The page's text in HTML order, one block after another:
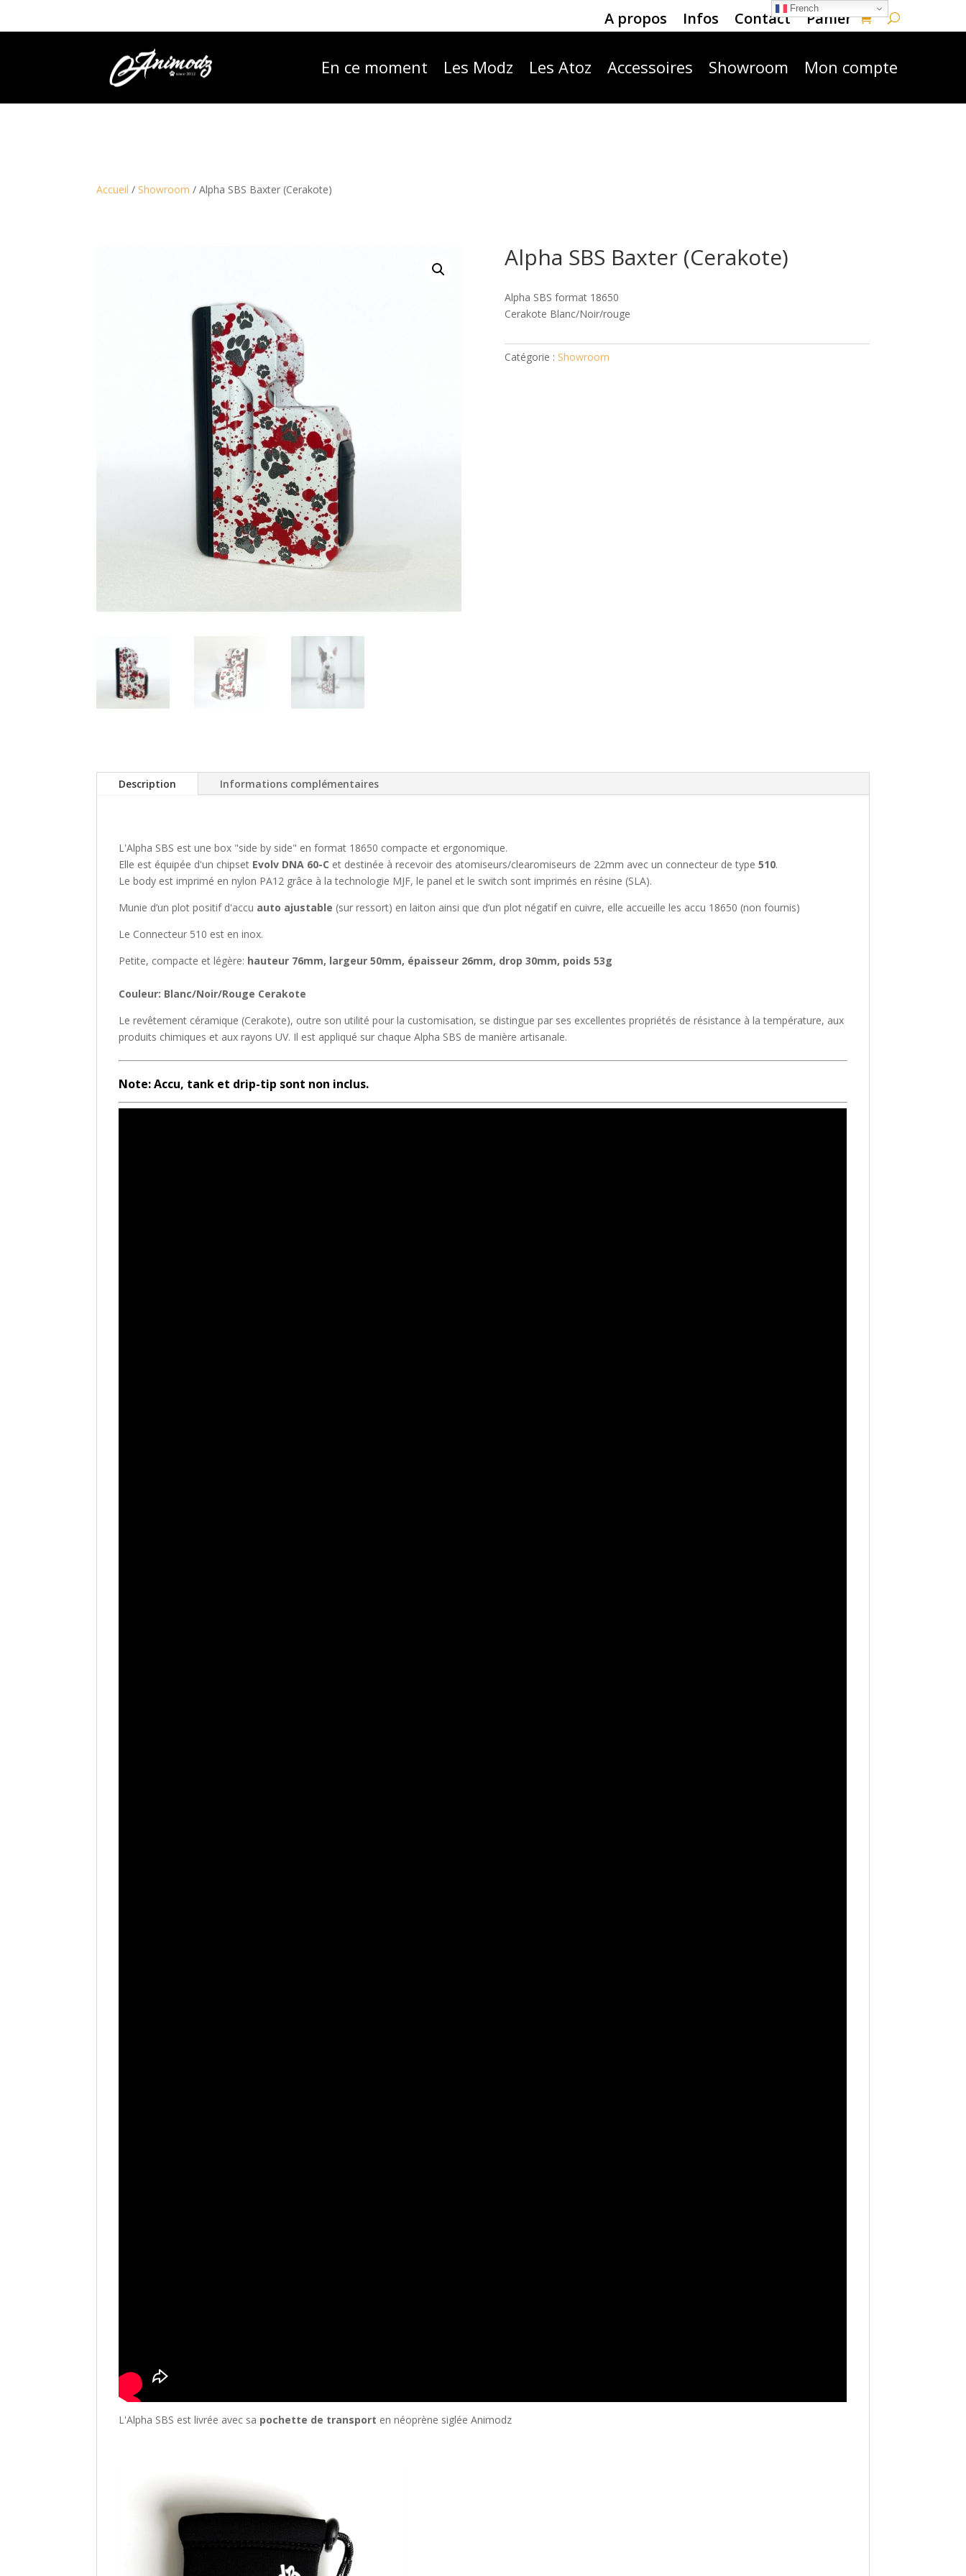
A propos Infos Contact Panier
En ce moment Les Modz Les Atoz Accessoires Showroom Mon compte
Accueil / Showroom / Alpha SBS Baxter (Cerakote)
Alpha SBS Baxter (Cerakote)
Alpha SBS format 18650
Cerakote Blanc/Noir/rouge
Catégorie : Showroom
Description Informations complémentaires
L'Alpha SBS est une box "side by side" en format 18650 compacte et ergonomique.
Elle est équipée d'un chipset Evolv DNA 60-C et destinée à recevoir des atomiseurs/clearomiseurs de 22mm avec un connecteur de type510.
Le body est imprimé en nylon PA12 grâce à la technologie MJF, le panel et le switch sont imprimés en résine (SLA).
Munie d’un plot positif d'accu auto ajustable (sur ressort) en laiton ainsi que d’un plot négatif en cuivre, elle accueille les accu 18650 (non fournis)
Le Connecteur 510 est en inox.
Petite, compacte et légère: hauteur 76mm, largeur 50mm, épaisseur 26mm, drop 30mm, poids 53g
Couleur: Blanc/Noir/Rouge Cerakote
Le revêtement céramique (Cerakote), outre son utilité pour la customisation, se distingue par ses excellentes propriétés de résistance à la température, aux
produits chimiques et aux rayons UV. Il est appliqué sur chaque Alpha SBS de manière artisanale.
Note: Accu, tank et drip-tip sont non inclus.
L'Alpha SBS est livrée avec sa pochette de transport en néoprène siglée Animodz
French